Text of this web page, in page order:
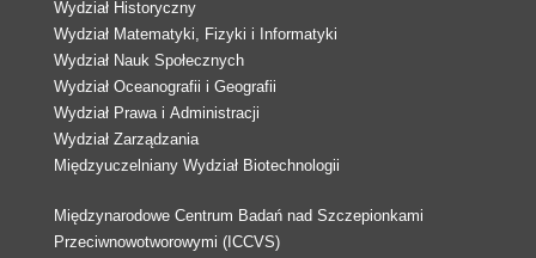
Wydział Historyczny
Wydział Matematyki, Fizyki i Informatyki
Wydział Nauk Społecznych
Wydział Oceanografii i Geografii
Wydział Prawa i Administracji
Wydział Zarządzania
Międzyuczelniany Wydział Biotechnologii
Międzynarodowe Centrum Badań nad Szczepionkami
Przeciwnowotworowymi (ICCVS)